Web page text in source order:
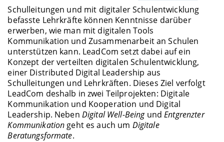
Schulleitungen und mit digitaler Schulentwicklung
befasste Lehrkräfte können Kenntnisse darüber
erwerben, wie man mit digitalen Tools
Kommunikation und Zusammenarbeit an Schulen
unterstützen kann. LeadCom setzt dabei auf ein
Konzept der verteilten digitalen Schulentwicklung,
einer Distributed Digital Leadership aus
Schulleitungen und Lehrkräften. Dieses Ziel verfolgt
LeadCom deshalb in zwei Teilprojekten: Digitale
Kommunikation und Kooperation und Digital
Leadership. Neben Digital Well-BeingundEntgrenzter
Kommunikation geht es auch um Digitale
Beratungsformate.